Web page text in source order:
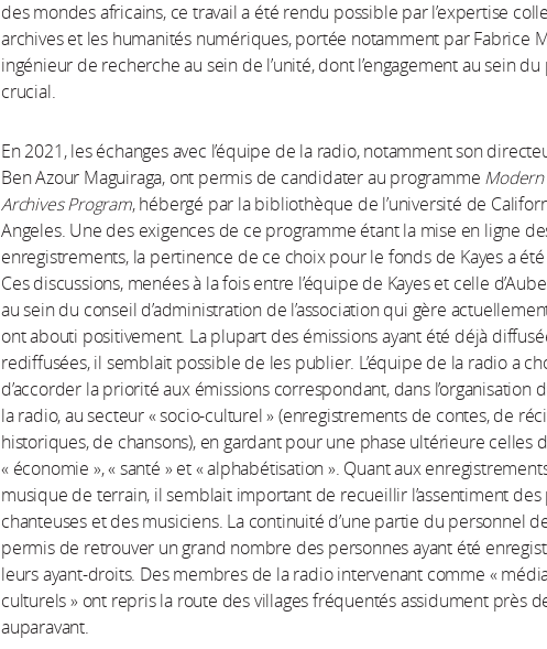
des mondes africains, ce travail a été rendu possible par l’expertise
archives et les humanités numériques, portée notamment par Fabrice
ingénieur de recherche au sein de l’unité, dont l’engagement au sein
crucial.
En 2021, les échanges avec l’équipe de la radio, notamment son
Ben Azour Maguiraga, ont permis de candidater au programme
Archives Program, hébergé par la bibliothèque de l’université de
Angeles. Une des exigences de ce programme étant la mise en ligne
enregistrements, la pertinence de ce choix pour le fonds de Kayes a
Ces discussions, menées à la fois entre l’équipe de Kayes et celle
au sein du conseil d’administration de l’association qui gère
ont abouti positivement. La plupart des émissions ayant été déjà
rediffusées, il semblait possible de les publier. L’équipe de la radio a
d’accorder la priorité aux émissions correspondant, dans l’organisation
la radio, au secteur « socio-culturel » (enregistrements de contes, de
historiques, de chansons), en gardant pour une phase ultérieure celles
« économie », « santé » et « alphabétisation ». Quant aux
musique de terrain, il semblait important de recueillir l’assentiment des
chanteuses et des musiciens. La continuité d’une partie du personnel
permis de retrouver un grand nombre des personnes ayant été
leurs ayant-droits. Des membres de la radio intervenant comme «
culturels » ont repris la route des villages fréquentés assidument près
auparavant.